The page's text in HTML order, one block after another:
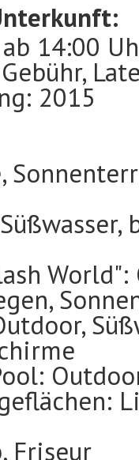
14:00
2015
World":
Friseur